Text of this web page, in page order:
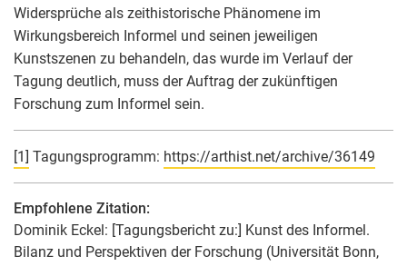
Widersprüche als zeithistorische Phänomene im
Wirkungsbereich Informel und seinen jeweiligen
Kunstszenen zu behandeln, das wurde im Verlauf der
Tagung deutlich, muss der Auftrag der zukünftigen
Forschung zum Informel sein.
[1] Tagungsprogramm: https://arthist.net/archive/36149
Empfohlene Zitation:
Dominik Eckel: [Tagungsbericht zu:] Kunst des Informel.
Bilanz und Perspektiven der Forschung (Universität Bonn,